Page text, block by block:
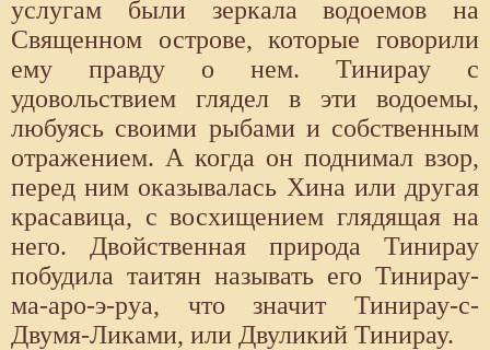
услугам были зеркала водоемов на
Священном острове, которые говорили
ему правду о нем. Тинирау с
удовольствием глядел в эти водоемы,
любуясь своими рыбами и собственным
отражением. А когда он поднимал взор,
перед ним оказывалась Хина или другая
красавица, с восхищением глядящая на
него. Двойственная природа Тинирау
побудила таитян называть его Тинирау-
ма-аро-э-руа, что значит Тинирау-с-
Двумя-Ликами, или Двуликий Тинирау.